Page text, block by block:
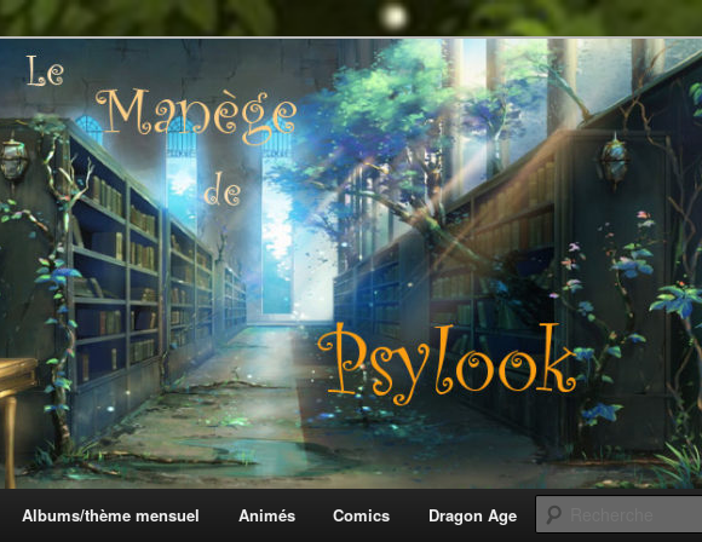
Psylook
Albums/thème mensuel Animés Comics Dragon Age